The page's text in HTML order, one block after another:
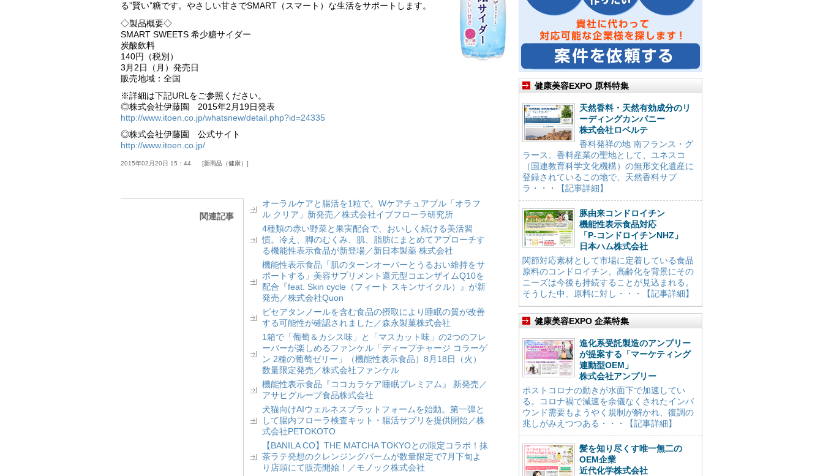
る”賢い”糖です。やさしい甘さでSMART（スマート）な生活をサポートします。
◇製品概要◇
SMART SWEETS 希少糖サイダー
炭酸飲料
140円（税別）
3月2日（月）発売日
販売地域：全国
※詳細は下記URLをご参照ください。
◎株式会社伊藤園 2015年2月19日発表
http://www.itoen.co.jp/whatsnew/detail.php?id=24335
◎株式会社伊藤園 公式サイト
http://www.itoen.co.jp/
2015年02月20日 15：44 新商品（健康）
関連記事
オーラルケアと腸活を1粒で。Wケアチュアブル「オラフ
ル クリア」新発売／株式会社イブフローラ研究所
4種類の赤い野菜と果実配合で、おいしく続ける美活習
慣。冷え、脚のむくみ、肌、脂肪にまとめてアプローチす
る機能性表示食品が新登場／新日本製薬 株式会社
機能性表示食品「肌のターンオーバーとうるおい維持をサ
ポートする」美容サプリメント還元型コエンザイムQ10を
配合『feat. Skin cycle（フィート スキンサイクル）』が新
発売／株式会社Quon
ピセアタンノールを含む食品の摂取により睡眠の質が改善
する可能性が確認されました／森永製菓株式会社
1箱で「葡萄＆カシス味」と「マスカット味」の2つのフレ
ーバーが楽しめるファンケル「ディープチャージ コラーゲ
ン 2種の葡萄ゼリー」（機能性表示食品）8月18日（火）
数量限定発売／株式会社ファンケル
機能性表示食品『ココカラケア睡眠プレミアム』 新発売／
アサヒグループ食品株式会社
犬猫向けAIウェルネスプラットフォームを始動。第一弾と
して腸内フローラ検査キット・腸活サプリを提供開始／株
式会社PETOKOTO
【BANILA CO】THE MATCHA TOKYOとの限定コラボ！抹
茶ラテ発想のクレンジングバームが数量限定で7月下旬よ
り店頭にて販売開始！／モノック株式会社
健康美容EXPO 原料特集
天然香料・天然有効成分のリ
ーディングカンパニー
株式会社ロベルテ
香料発祥の地 南フランス・グ
ラース。香料産業の聖地として、ユネスコ
（国連教育科学文化機構）の無形文化遺産に
登録されているこの地で、天然香料サプ
ラ・・・【記事詳細】
豚由来コンドロイチン
機能性表示食品対応
「P-コンドロイチンNHZ」
日本ハム株式会社
関節対応素材として市場に定着している食品
原料のコンドロイチン。高齢化を背景にその
ニーズは今後も持続することが見込まれる。
そうした中、原料に対し・・・【記事詳細】
健康美容EXPO 企業特集
進化系受託製造のアンプリー
が提案する「マーケティング
連動型OEM」
株式会社アンプリー
ポストコロナの動きが水面下で加速してい
る。コロナ禍で減速を余儀なくされたインバ
ウンド需要もようやく規制が解かれ、復調の
兆しがみえつつある・・・【記事詳細】
髪を知り尽くす唯一無二の
OEM企業
近代化学株式会社